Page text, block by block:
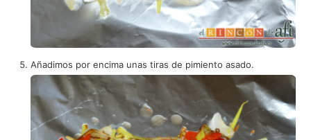
Añadimos por encima unas tiras de pimiento asado.